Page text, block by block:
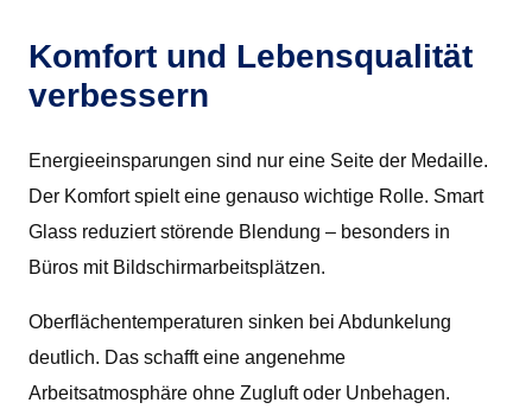
Komfort und Lebensqualität
verbessern
Energieeinsparungen sind nur eine Seite der Medaille.
Der Komfort spielt eine genauso wichtige Rolle. Smart
Glass reduziert störende Blendung – besonders in
Büros mit Bildschirmarbeitsplätzen.
Oberflächentemperaturen sinken bei Abdunkelung
deutlich. Das schafft eine angenehme
Arbeitsatmosphäre ohne Zugluft oder Unbehagen.